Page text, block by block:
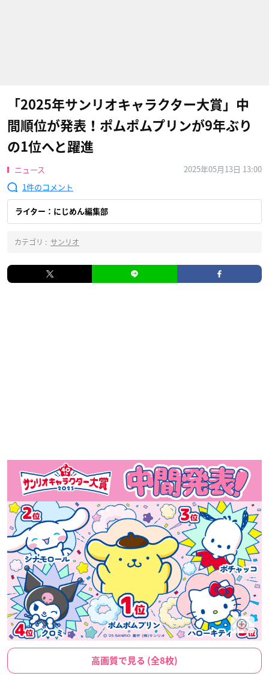
「2025年サンリオキャラクター大賞」中
間順位が発表！ポムポムプリンが9年ぶり
の1位へと躍進
ニュース
2025年05月13日 13:00
1
ライター：にじめん編集部
カテゴリ : サンリオ
高画質で見る (全8枚)